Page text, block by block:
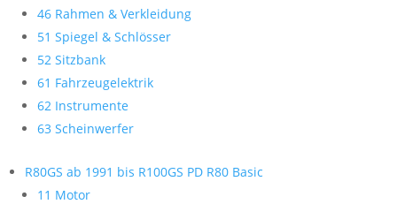
46 Rahmen & Verkleidung
51 Spiegel & Schlösser
52 Sitzbank
61 Fahrzeugelektrik
62 Instrumente
63 Scheinwerfer
R80GS ab 1991 bis R100GS PD R80 Basic
11 Motor